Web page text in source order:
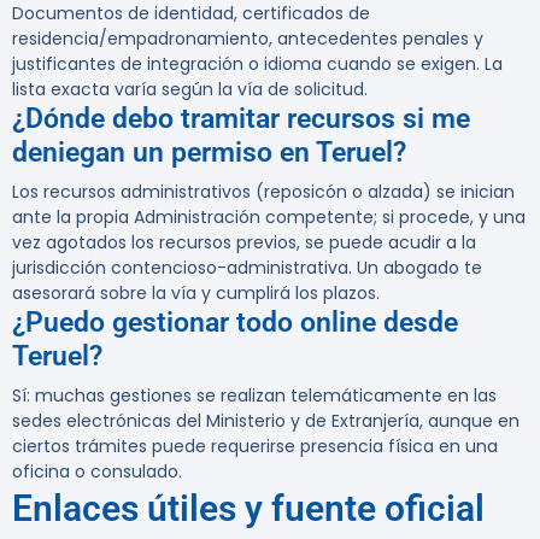
Documentos de identidad, certificados de
residencia/empadronamiento, antecedentes penales y
justificantes de integración o idioma cuando se exigen. La
lista exacta varía según la vía de solicitud.
¿Dónde debo tramitar recursos si me
deniegan un permiso en Teruel?
Los recursos administrativos (reposicón o alzada) se inician
ante la propia Administración competente; si procede, y una
vez agotados los recursos previos, se puede acudir a la
jurisdicción contencioso-administrativa. Un abogado te
asesorará sobre la vía y cumplirá los plazos.
¿Puedo gestionar todo online desde
Teruel?
Sí: muchas gestiones se realizan telemáticamente en las
sedes electrónicas del Ministerio y de Extranjería, aunque en
ciertos trámites puede requerirse presencia física en una
oficina o consulado.
Enlaces útiles y fuente oficial